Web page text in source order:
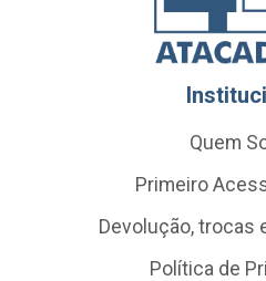
Quem
Primeiro
Devolução, trocas
Política de